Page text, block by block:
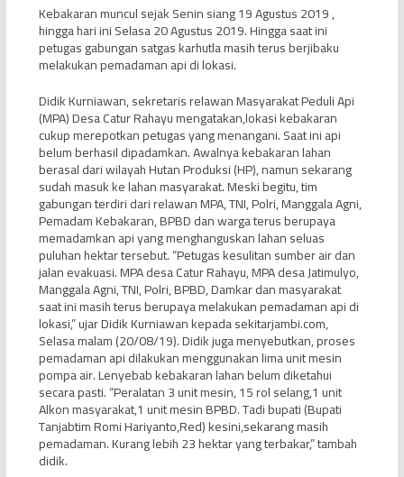
Kebakaran muncul sejak Senin siang 19 Agustus 2019 ,
hingga hari ini Selasa 20 Agustus 2019. Hingga saat ini
petugas gabungan satgas karhutla masih terus berjibaku
melakukan pemadaman api di lokasi.
Didik Kurniawan, sekretaris relawan Masyarakat Peduli Api
(MPA) Desa Catur Rahayu mengatakan,lokasi kebakaran
cukup merepotkan petugas yang menangani. Saat ini api
belum berhasil dipadamkan. Awalnya kebakaran lahan
berasal dari wilayah Hutan Produksi (HP), namun sekarang
sudah masuk ke lahan masyarakat. Meski begitu, tim
gabungan terdiri dari relawan MPA, TNI, Polri, Manggala Agni,
Pemadam Kebakaran, BPBD dan warga terus berupaya
memadamkan api yang menghanguskan lahan seluas
puluhan hektar tersebut. “Petugas kesulitan sumber air dan
jalan evakuasi. MPA desa Catur Rahayu, MPA desa Jatimulyo,
Manggala Agni, TNI, Polri, BPBD, Damkar dan masyarakat
saat ini masih terus berupaya melakukan pemadaman api di
lokasi,” ujar Didik Kurniawan kepada sekitarjambi.com,
Selasa malam (20/08/19). Didik juga menyebutkan, proses
pemadaman api dilakukan menggunakan lima unit mesin
pompa air. Lenyebab kebakaran lahan belum diketahui
secara pasti. “Peralatan 3 unit mesin, 15 rol selang,1 unit
Alkon masyarakat,1 unit mesin BPBD. Tadi bupati (Bupati
Tanjabtim Romi Hariyanto,Red) kesini,sekarang masih
pemadaman. Kurang lebih 23 hektar yang terbakar,” tambah
didik.